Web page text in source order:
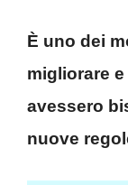
È uno dei
migliorare
avessero
nuove